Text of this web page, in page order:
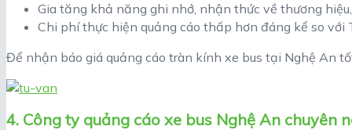
Gia tăng khả năng ghi nhớ, nhận thức về thương
Chi phí thực hiện quảng cáo thấp hơn đáng kể so với
Để nhận báo giá quảng cáo tràn kính xe bus tại Nghệ An
4. Công ty quảng cáo xe bus Nghệ An chuyên